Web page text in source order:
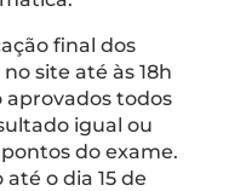
final dos
site até às 18h
aprovados todos
igual ou
do exame.
o dia 15 de